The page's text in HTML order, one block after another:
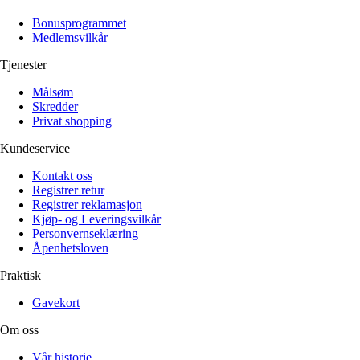
Klær
Reise
Informasjon
Tilbehør
Lukk
Alle artikler
Klær
Reise
Informasjon
Tilbehør
Målsøm
Lukk
Bonusprogrammet
Medlemsvilkår
Tjenester
Målsøm
Skredder
Privat shopping
Kundeservice
Kontakt oss
Registrer retur
Registrer reklamasjon
Kjøp- og Leveringsvilkår
Personvernseklæring
Åpenhetsloven
Praktisk
Gavekort
Om oss
Vår historie